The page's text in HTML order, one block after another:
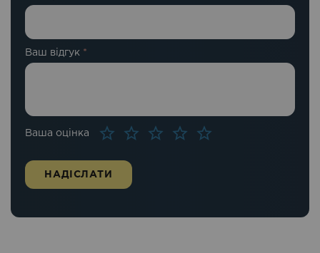
Ваша оцінка
Ваш відгук *